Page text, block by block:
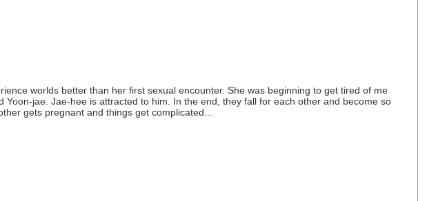
worlds better than her first sexual encounter. She was beginning to get tired of me
jae. Jae-hee is attracted to him. In the end, they fall for each other and become so
gets pregnant and things get complicated...